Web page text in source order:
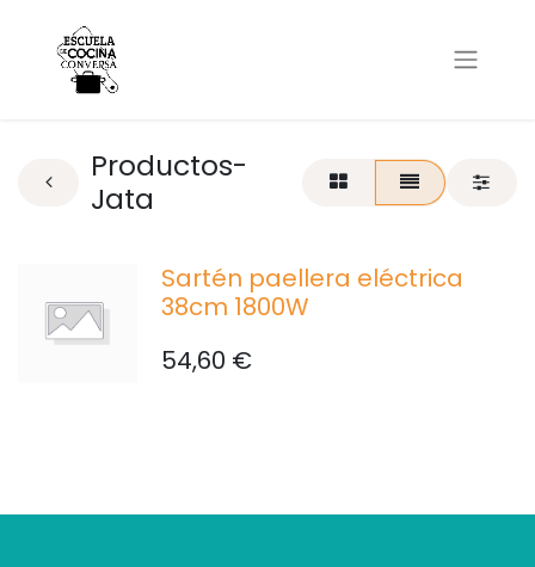
Productos-
Jata
Sartén paellera eléctrica
38cm 1800W
54,60 €